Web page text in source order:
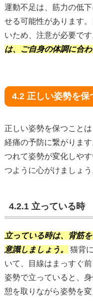
運動不足は、筋力の低
せる可能性があります
いため、注意が必要です
は、ご自身の体調に合
4.2 正しい姿勢を保
正しい姿勢を保つこと
経痛の予防に繋がりま
つれて姿勢が変化しや
つように心がけましょう
4.2.1 立っている時
立っている時は、背筋
意識しましょう。
猫背
いて、目線はまっすぐ
姿勢で立っていると、
憩を取りながら姿勢を